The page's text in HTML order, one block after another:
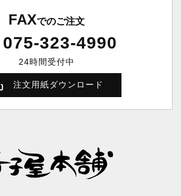
FAXでのご注文
075-323-4990
24時間受付中
注文用紙ダウンロード